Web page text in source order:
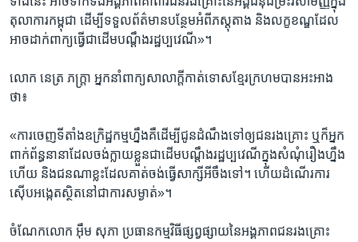
តុលាការ​កម្ពុជា​ ដើម្បី​ទទួល​ព័ត៌មាន​បន្ថែម​អំពី​ភស្តុតាង​ និង​លក្ខខណ្ឌ​ដែល​
អាច​ដាក់​ពាក្យ​ធ្វើ​ជា​ដើម​បណ្តឹង​រដ្ឋប្បវេណី»។
លោក ​នេត្រ ភក្ត្រា ​អ្នកនាំពាក្យ​សាលាក្តី​កាត់​ទោស​ខ្មែរក្រហម​បាន​អះអាង​
ថា៖
«ការ​ចេញ​ទីតាំង​ឧក្រិដ្ឋកម្ម​ហ្នឹង​គឺ​ដើម្បី​ជូនដំណឹង​ទៅ​ឲ្យ​ជនរងគ្រោះ​ ឬ​ក៏​អ្នក
ពាក់ព័ន្ធ​នានា​ដែល​ចង់​ក្លាយ​ខ្លួន​ជា​ដើមបណ្តឹង​រដ្ឋប្បវេណី​ក្នុង​សំណុំរឿង​ហ្នឹង​
ហើយ​ និង​ជន​ណា​ខ្លះ​ដែល​គាត់​ចង់​ធ្វើ​សាក្សី​អីចឹង​ទៅ។​ ហើយ​ដំណើរការ​
ស៊ើប​អង្កេត​ស្ថិត​នៅ​ជា​ការ​សម្ងាត់»។
ចំណែក​លោក ​អ៊ឹម សុភា ​ប្រធាន​កម្មវិធី​ផ្សព្វផ្សាយ​នៃ​អង្គភាព​ជនរងគ្រោះ​